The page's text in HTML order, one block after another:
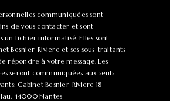
communiquées sont
de vous contacter et sont
un fichier informatisé. Elles sont
Besnier-Riviere et ses sous-traitants
répondre à votre message. Les
seront communiquées aux seuls
Cabinet Besnier-Riviere 18
44000 Nantes